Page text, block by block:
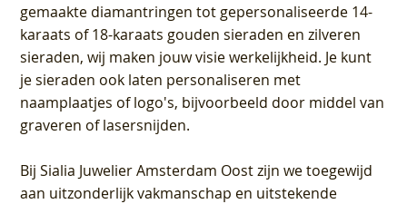
gemaakte diamantringen tot gepersonaliseerde 14-
karaats of 18-karaats gouden sieraden en zilveren
sieraden, wij maken jouw visie werkelijkheid. Je kunt
je sieraden ook laten personaliseren met
naamplaatjes of logo's, bijvoorbeeld door middel van
graveren of lasersnijden.
BijSialia Juwelier Amsterdam Oostzijn we toegewijd
aan uitzonderlijk vakmanschap en uitstekende